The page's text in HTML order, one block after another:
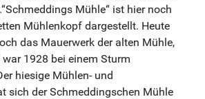
Mühle“ ist hier noch
Mühlenkopf dargestellt. Heute
das Mauerwerk der alten Mühle,
1928 bei einem Sturm
hiesige Mühlen- und
sich der Schmeddingschen Mühle